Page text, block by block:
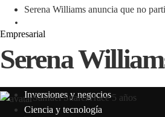
CULTURA Y OCIO
Inversiones y negocios
Ciencia y tecnología
Serena Williams anuncia que no
Empresarial
Serena
Samuel SuarezHace 5 años